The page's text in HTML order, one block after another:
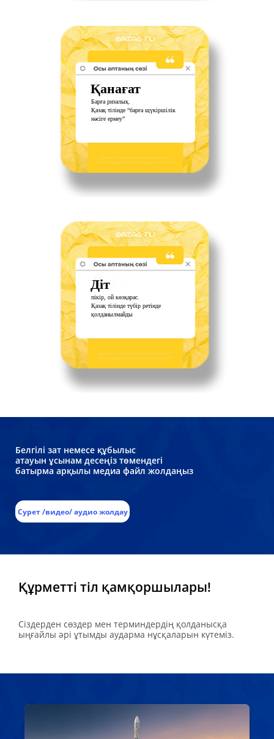
Қанағат
Барға ризалық.
Қазақ тілінде “барға щүкіршілік
нәсіге ермеу”
Діт
пікір, ой көзқарас.
Қазақ тілінде түбір ретінде
қолданылмайды
Белгілі зат немесе құбылыс
атауын ұсынам десеңіз төмендегі
батырма арқылы медиа файл жолдаңыз
Сурет /видео/ аудио жолдау
Құрметті тіл қамқоршылары!
Сіздерден cөздер мен терминдердің қолданысқа
ыңғайлы әрі ұтымды аударма нұсқаларын күтеміз.